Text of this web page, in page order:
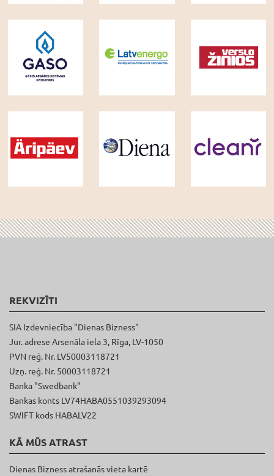
REKVIZĪTI
SIA Izdevniecība "Dienas Bizness"
Jur. adrese Arsenāla iela 3, Rīga, LV-1050
PVN reģ. Nr. LV50003118721
Uzņ. reģ. Nr. 50003118721
Banka "Swedbank"
Bankas konts LV74HABA0551039293094
SWIFT kods HABALV22
KĀ MŪS ATRAST
Dienas Bizness atrašanās vieta kartē